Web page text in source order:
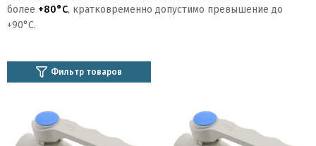
более +80°C, кратковременно допустимо превышение до
+90°C.
Фильтр товаров